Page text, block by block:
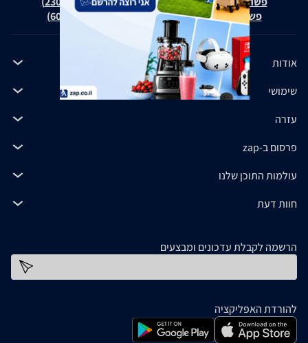
פשרה בת"צ כהנים נ' זאפ גרופ (ת"צ 60371-12-19)
אודות
שימושי
עזרה
פרסום ב-zap
עולמות התוכן שלנו
חוות דעת
הרשמה לקבלת עדכונים ומבצעים
להורדת האפליקציה